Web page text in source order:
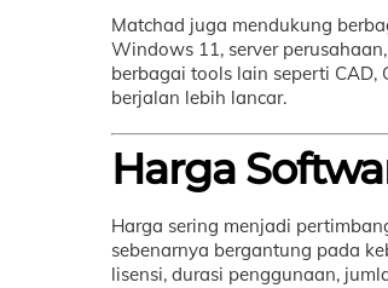
Matchad juga mendukung
Windows 11, server
berbagai tools lain seperti
berjalan lebih lancar.
Harga
Harga sering menjadi
sebenarnya bergantung pada
lisensi, durasi penggunaan,